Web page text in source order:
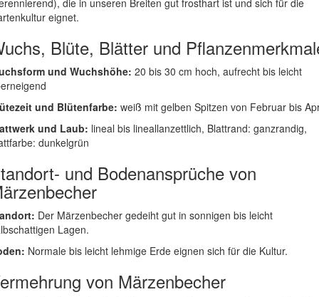
die in unseren Breiten gut frosthart ist und sich für die
eignet.
Blüte, Blätter und
und Wuchshöhe: 20 bis 30 cm hoch, aufrecht bis leicht
und Blütenfarbe: weiß mit gelben Spitzen von Februar bis
und Laub: lineal bis lineallanzettlich, Blattrand: ganzrandig,
dunkelgrün
und Bodenansprüche von
Der Märzenbecher gedeiht gut in sonnigen bis leicht
Lagen.
Normale bis leicht lehmige Erde eignen sich für die Kultur.
von Märzenbecher